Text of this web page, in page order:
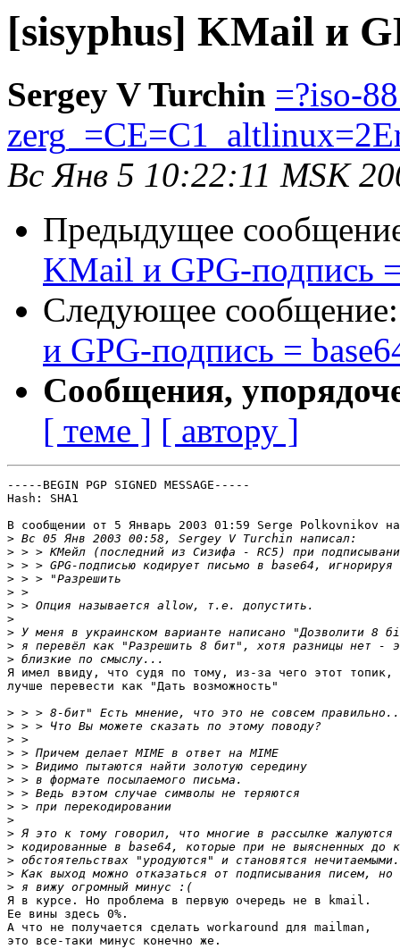
[sisyphus] KMail и
Sergey V Turchin =?iso-
Вс Янв 5 10:22:11 MSK
Предыдущее
KMail и GPG-подпись
Следующее
и GPG-подпись =
Сообщения,
[ теме ] [ автору ]
-----BEGIN PGP SIGNED MESSAGE-----
Hash: SHA1
В сообщении от 5 Январь 2003 01:59 Serge Polkovnikov
>
>
>
>
>
>
>
>
>
>
Я имел ввиду, что судя по тому, из-за чего этот топик,
лучше перевести как "Дать возможность"
>
>
>
>
>
>
>
>
>
>
>
>
>
>
Я в курсе. Но проблема в первую очередь не в kmail.
Ее вины здесь 0%.
А что не получается сделать workaround для mailman,
это все-таки минус конечно же.